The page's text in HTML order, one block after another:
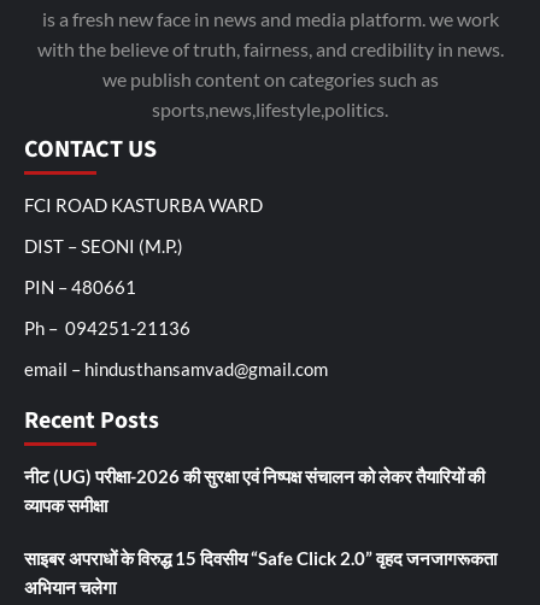
is a fresh new face in news and media platform. we work
with the believe of truth, fairness, and credibility in news.
we publish content on categories such as
sports,news,lifestyle,politics.
CONTACT US
FCI ROAD KASTURBA WARD
DIST – SEONI (M.P.)
PIN – 480661
Ph – 094251-21136
email – hindusthansamvad@gmail.com
Recent Posts
नीट (UG) परीक्षा-2026 की सुरक्षा एवं निष्पक्ष संचालन को लेकर तैयारियों की
व्यापक समीक्षा
साइबर अपराधों के विरुद्ध 15 दिवसीय “Safe Click 2.0” वृहद जनजागरूकता
अभियान चलेगा